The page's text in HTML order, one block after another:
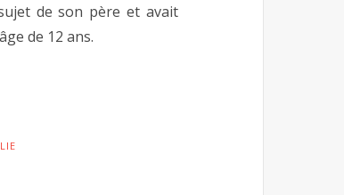
de son père et avait
de 12 ans.